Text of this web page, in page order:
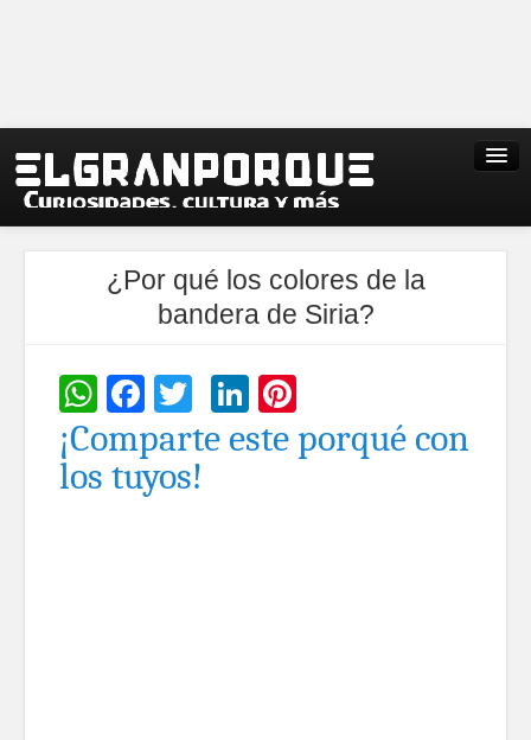
¿Por qué los colores de la
bandera de Siria?
WhatsApp
Facebook
TwitterLinkedIn
¡Comparte este porqué con
los tuyos!